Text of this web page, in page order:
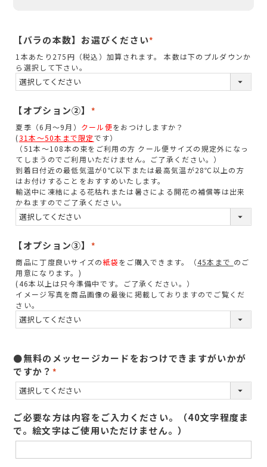
【バラの本数】お選びください
(
)
1本あたり275円（税込）加算されます。 本数は下のプルダウンか
ら選択して下さい。
【オプション②】
必
須
)
夏季（6月～9月） クール便をおつけしますか？
(31本～50本まで限定です）
（51本～108本の束をご利用の方 クール便サイズの規定外になっ
てしまうのでご利用いただけません。ご了承ください。）
到着日付近の最低気温が0℃以下または最高気温が28℃以上の方
はお付けすることをおすすめいたします。
輸送中に凍結による花枯れまたは暑さによる開花の補償等は出来
かねますのでご了承ください。
【オプション③】
(
須
)
商品に丁度良いサイズの紙袋をご購入できます。（45本まで のご
用意になります。)
(46本以上は只今準備中です。ご了承ください。）
イメージ写真を商品画像の最後に掲載しておりますのでご覧くだ
さい。
●無料のメッセージカードをおつけできますがいかが
ですか？
(
必
)
ご必要な方は内容をご入力ください。（40文字程度ま
で。絵文字はご使用いただけません。）